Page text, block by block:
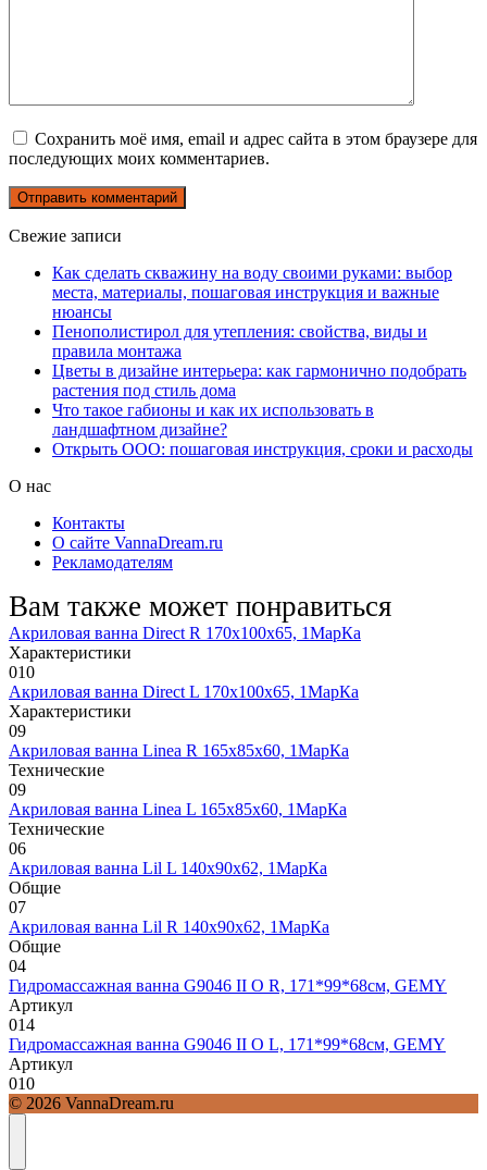
Сохранить моё имя, email и адрес сайта в этом браузере для
последующих моих комментариев.
Свежие записи
Как сделать скважину на воду своими руками: выбор
места, материалы, пошаговая инструкция и важные
нюансы
Пенополистирол для утепления: свойства, виды и
правила монтажа
Цветы в дизайне интерьера: как гармонично подобрать
растения под стиль дома
Что такое габионы и как их использовать в
ландшафтном дизайне?
Открыть ООО: пошаговая инструкция, сроки и расходы
О нас
Контакты
О сайте VannaDream.ru
Рекламодателям
Вам также может понравиться
Акриловая ванна Direct R 170х100х65, 1МарКа
Характеристики
010
Акриловая ванна Direct L 170х100х65, 1МарКа
Характеристики
09
Акриловая ванна Linea R 165х85х60, 1МарКа
Технические
09
Акриловая ванна Linea L 165х85х60, 1МарКа
Технические
06
Акриловая ванна Lil L 140х90х62, 1МарКа
Общие
07
Акриловая ванна Lil R 140х90х62, 1МарКа
Общие
04
Гидромассажная ванна G9046 II O R, 171*99*68см, GEMY
Артикул
014
Гидромассажная ванна G9046 II O L, 171*99*68см, GEMY
Артикул
010
© 2026 VannaDream.ru